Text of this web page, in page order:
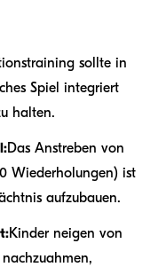
sollte in
Spiel integriert
halten.
Das Anstreben von
Wiederholungen) ist
aufzubauen.
Kinder neigen von